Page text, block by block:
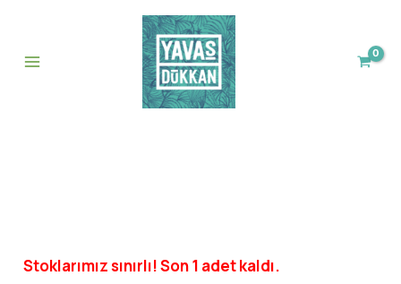
Stoklarımız sınırlı! Son 1 adet kaldı.
adet